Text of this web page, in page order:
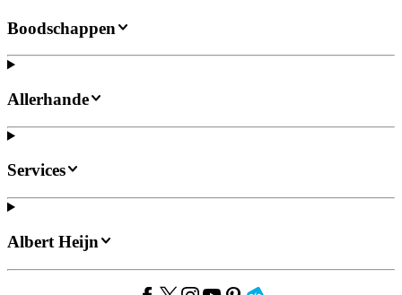
Boodschappen
Allerhande
Services
Albert Heijn